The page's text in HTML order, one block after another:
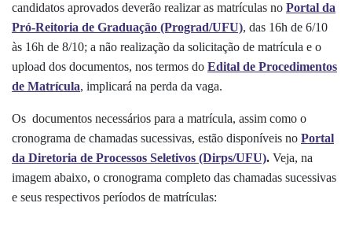
candidatos aprovados deverão realizar as matrículas no Portal da
Pró-Reitoria de Graduação (Prograd/UFU), das 16h de 6/10
às 16h de 8/10; a não realização da solicitação de matrícula e o
upload dos documentos, nos termos do Edital de Procedimentos
de Matrícula, implicará na perda da vaga.
Os documentos necessários para a matrícula, assim como o
cronograma de chamadas sucessivas, estão disponíveis no Portal
da Diretoria de Processos Seletivos (Dirps/UFU). Veja, na
imagem abaixo, o cronograma completo das chamadas sucessivas
e seus respectivos períodos de matrículas: